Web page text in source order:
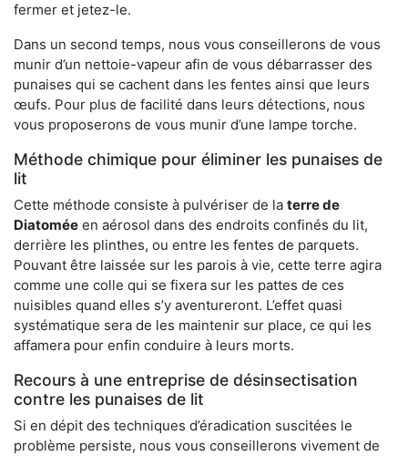
fermer et jetez-le.
Dans un second temps, nous vous conseillerons de vous
munir d’un nettoie-vapeur afin de vous débarrasser des
punaises qui se cachent dans les fentes ainsi que leurs
œufs. Pour plus de facilité dans leurs détections, nous
vous proposerons de vous munir d’une lampe torche.
Méthode chimique pour éliminer les punaises de
lit
Cette méthode consiste à pulvériser de la terre de
Diatomée en aérosol dans des endroits confinés du lit,
derrière les plinthes, ou entre les fentes de parquets.
Pouvant être laissée sur les parois à vie, cette terre agira
comme une colle qui se fixera sur les pattes de ces
nuisibles quand elles s’y aventureront. L’effet quasi
systématique sera de les maintenir sur place, ce qui les
affamera pour enfin conduire à leurs morts.
Recours à une entreprise de désinsectisation
contre les punaises de lit
Si en dépit des techniques d’éradication suscitées le
problème persiste, nous vous conseillerons vivement de